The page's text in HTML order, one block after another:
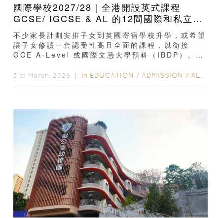
國際學校2027/28｜全港開設英式課程
GCSE/ IGCSE & AL 的12間國際和私立學
校名單及學費
不少家長計劃安排子女到英國寄宿學校升學，或希望
讓子女修讀一套認受性高且全面的課程，以銜接
GCE A-Level 或國際文憑大學預科（IBDP）。選
31st March, 2026 ｜ In EDUCATION / ADMISSION / ALL EDUCATION